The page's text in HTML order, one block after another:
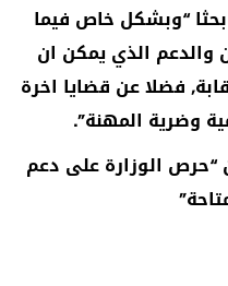
بحثا “وبشكل خاص فيما
والدعم الذي يمكن ان
فضلا عن قضايا اخرة
وضرية المهنة”.
“حرص الوزارة على دعم